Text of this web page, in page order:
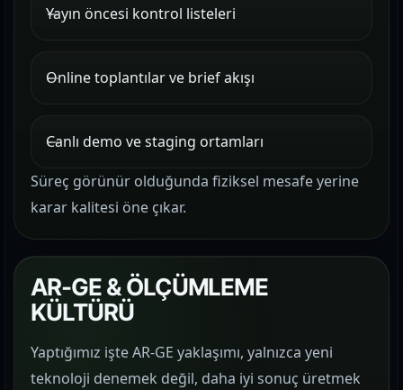
Yayın öncesi kontrol listeleri
Online toplantılar ve brief akışı
Canlı demo ve staging ortamları
Süreç görünür olduğunda fiziksel mesafe yerine
karar kalitesi öne çıkar.
AR-GE & ÖLÇÜMLEME
KÜLTÜRÜ
Yaptığımız işte AR-GE yaklaşımı, yalnızca yeni
teknoloji denemek değil, daha iyi sonuç üretmek